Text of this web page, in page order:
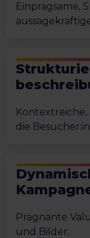
Einprägsame,
die
Prägnante
und Bilder.